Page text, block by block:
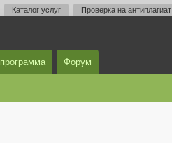
Каталог услуг Проверка на антиплагиат
Форум